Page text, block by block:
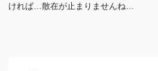
ければ…散在が止まりませんね…